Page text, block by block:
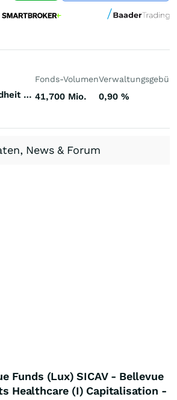
Aktienfonds Gesundheit / Pharma Welt
Fonds-Volumen
41,700 Mio. 0,90 %
News & Forum
Funds (Lux) SICAV - Bellevue
Healthcare (I) Capitalisation -